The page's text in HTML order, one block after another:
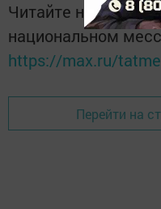
Читайте новости
национальном
https://max.ru/
Перейти на